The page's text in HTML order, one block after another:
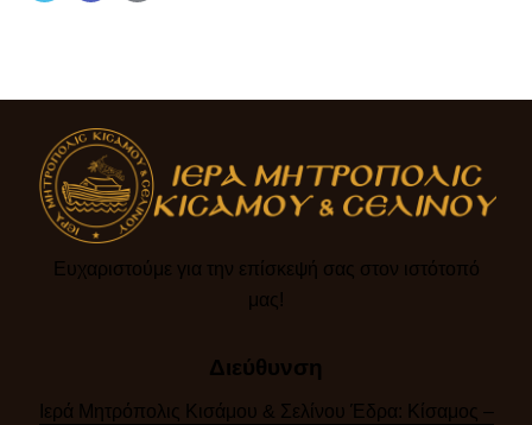
Ευχαριστούμε για την επίσκεψή σας στον ιστότοπό
μας!​
Διεύθυνση
Ιερά Μητρόπολις Κισάμου & Σελίνου Έδρα: Κίσαμος –